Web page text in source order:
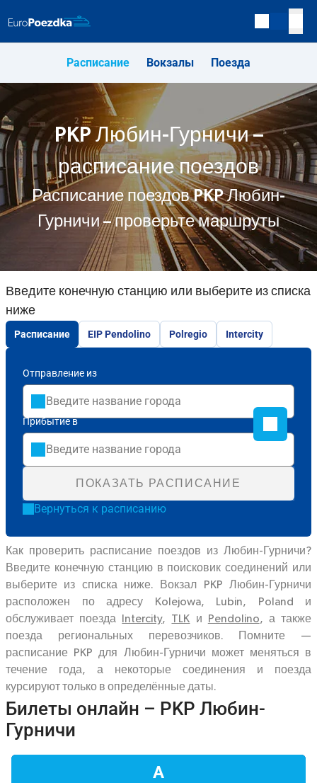
Расписание Вокзалы Поезда
PKP Любин-Гурничи –
расписание поездов
Расписание поездов PKP Любин-
Гурничи – проверьте маршруты
Введите конечную станцию или выберите из списка
ниже
Расписание EIP Pendolino Polregio Intercity
Отправление из
Прибытие в
ПОКАЗАТЬ РАСПИСАНИЕ
Вернуться к расписанию
Как проверить расписание поездов из Любин-Гурничи?
Введите конечную станцию в поисковик соединений или
выберите из списка ниже. Вокзал PKP Любин-Гурничи
расположен по адресу Kolejowa, Lubin, Poland и
обслуживает поезда
Intercity, TLK и Pendolino, а также
поезда региональных перевозчиков. Помните —
расписание PKP для Любин-Гурничи может меняться в
течение года, а некоторые соединения и поезда
курсируют только в определённые даты.
Билеты онлайн – PKP Любин-
Гурничи
А